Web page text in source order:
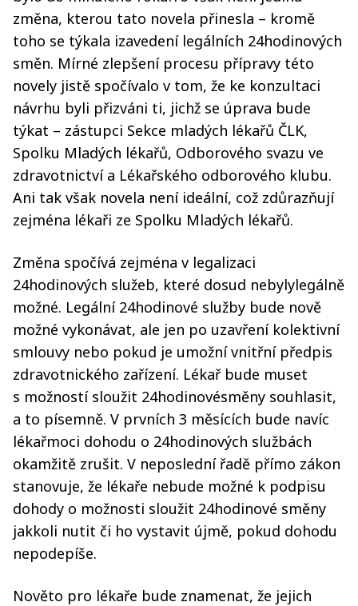
změna, kterou tato novela přinesla – kromě
toho se týkala izavedení legálních 24hodinových
směn. Mírné zlepšení procesu přípravy této
novely jistě spočívalo v tom, že ke konzultaci
návrhu byli přizváni ti, jichž se úprava bude
týkat – zástupci Sekce mladých lékařů ČLK,
Spolku Mladých lékařů, Odborového svazu ve
zdravotnictví a Lékařského odborového klubu.
Ani tak však novela není ideální, což zdůrazňují
zejména lékaři ze Spolku Mladých lékařů.
Změna spočívá zejména v legalizaci
24hodinových služeb, které dosud nebylylegálně
možné. Legální 24hodinové služby bude nově
možné vykonávat, ale jen po uzavření kolektivní
smlouvy nebo pokud je umožní vnitřní předpis
zdravotnického zařízení. Lékař bude muset
s možností sloužit 24hodinovésměny souhlasit,
a to písemně. V prvních 3 měsících bude navíc
lékařmoci dohodu o 24hodinových službách
okamžitě zrušit. V neposlední řadě přímo zákon
stanovuje, že lékaře nebude možné k podpisu
dohody o možnosti sloužit 24hodinové směny
jakkoli nutit či ho vystavit újmě, pokud dohodu
nepodepíše.
Nověto pro lékaře bude znamenat, že jejich